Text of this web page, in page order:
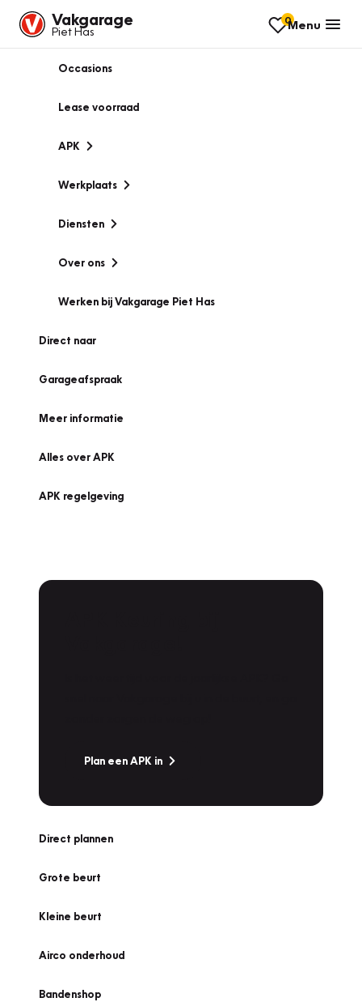
Vakgarage
Piet Has
0Menu
Occasions
Lease voorraad
APK
Werkplaats
Diensten
Over ons
Werken bij Vakgarage Piet Has
Direct naar
Garageafspraak
Meer informatie
Alles over APK
APK regelgeving
Plan een APK in
Direct plannen
Grote beurt
Kleine beurt
Airco onderhoud
Bandenshop